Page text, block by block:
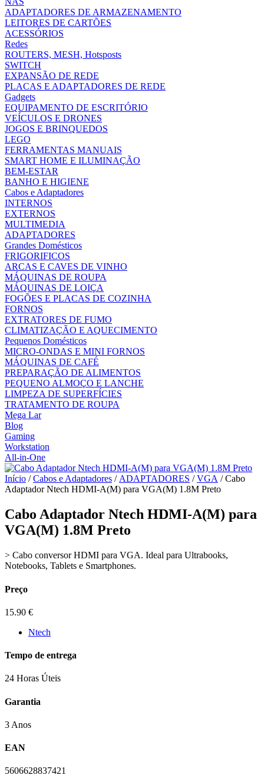
ADAPTADORES DE ARMAZENAMENTO
LEITORES DE CARTÕES
ACESSÓRIOS
Redes
ROUTERS, MESH, Hotsposts
SWITCH
EXPANSÃO DE REDE
PLACAS E ADAPTADORES DE REDE
Gadgets
EQUIPAMENTO DE ESCRITÓRIO
VEÍCULOS E DRONES
JOGOS E BRINQUEDOS
LEGO
FERRAMENTAS MANUAIS
SMART HOME E ILUMINAÇÃO
BEM-ESTAR
BANHO E HIGIENE
Cabos e Adaptadores
INTERNOS
EXTERNOS
MULTIMEDIA
ADAPTADORES
Grandes Domésticos
FRIGORIFICOS
ARCAS E CAVES DE VINHO
MÁQUINAS DE ROUPA
MÁQUINAS DE LOIÇA
FOGÕES E PLACAS DE COZINHA
FORNOS
EXTRATORES DE FUMO
CLIMATIZAÇÃO E AQUECIMENTO
Pequenos Domésticos
MICRO-ONDAS E MINI FORNOS
MÁQUINAS DE CAFÉ
PREPARAÇÃO DE ALIMENTOS
PEQUENO ALMOÇO E LANCHE
LIMPEZA DE SUPERFÍCIES
TRATAMENTO DE ROUPA
Mega Lar
Blog
Gaming
Workstation
All-in-One
Início /Cabos e Adaptadores /ADAPTADORES /VGA / Cabo
Adaptador Ntech HDMI-A(M) para VGA(M) 1.8M Preto
Cabo Adaptador Ntech HDMI-A(M) para
VGA(M) 1.8M Preto
> Cabo conversor HDMI para VGA. Ideal para Ultrabooks,
Notebooks, Tablets e Smartphones.
Preço
15.90 €
Ntech
Tempo de entrega
24 Horas Úteis
Garantia
3 Anos
EAN
5606628837421